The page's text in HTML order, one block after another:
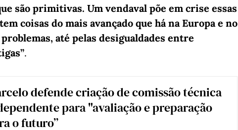
são primitivas. Um vendaval põe em crise essas
coisas do mais avançado que há na Europa e no
até pelas desigualdades entre
.
defende criação de comissão técnica
para "avaliação e preparação
o futuro”